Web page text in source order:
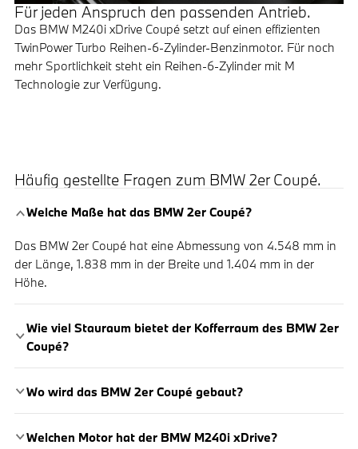
Für jeden Anspruch den passenden Antrieb.
Das BMW M240i xDrive Coupé setzt auf einen effizienten
TwinPower Turbo Reihen-6-Zylinder-Benzinmotor. Für noch
mehr Sportlichkeit steht ein Reihen-6-Zylinder mit M
Technologie zur Verfügung.
Häufig gestellte Fragen zum BMW 2er Coupé.
Welche Maße hat das BMW 2er Coupé?
Das BMW 2er Coupé hat eine Abmessung von 4.548 mm in
der Länge, 1.838 mm in der Breite und 1.404 mm in der
Höhe.
Wie viel Stauraum bietet der Kofferraum des BMW 2er
Coupé?
Wo wird das BMW 2er Coupé gebaut?
Welchen Motor hat der BMW M240i xDrive?